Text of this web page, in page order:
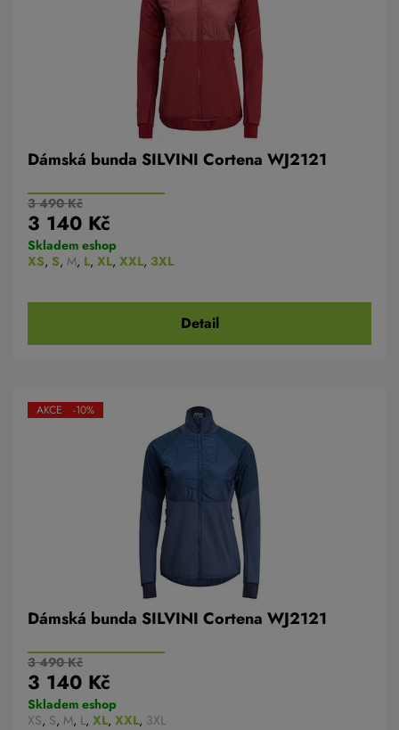
Dámská bunda SILVINI Cortena WJ2121
3 490 Kč
3 140 Kč
Skladem eshop
XS, S, M, L, XL, XXL, 3XL
Detail
Dámská bunda SILVINI Cortena WJ2121
AKCE -10%
3 490 Kč
3 140 Kč
Skladem eshop
XS, S, M, L, XL, XXL, 3XL